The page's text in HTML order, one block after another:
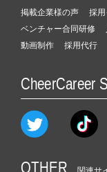
掲載企業様の声 採用
ベンチャー合同研修
動画制作
採用代行
CheerCareer
OTHER